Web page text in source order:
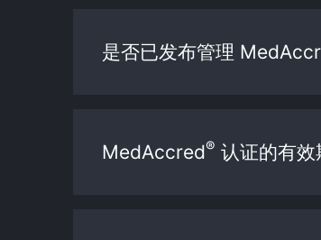
是否已发布管理
MedAccred® 认证的有效